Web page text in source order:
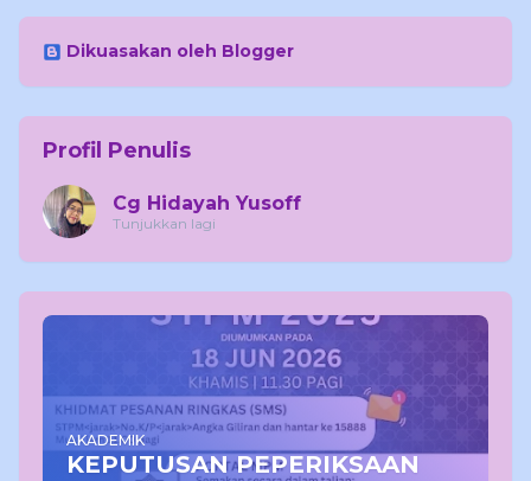
Dikuasakan oleh Blogger
Profil Penulis
Cg Hidayah Yusoff
Tunjukkan lagi
AKADEMIK
KEPUTUSAN PEPERIKSAAN